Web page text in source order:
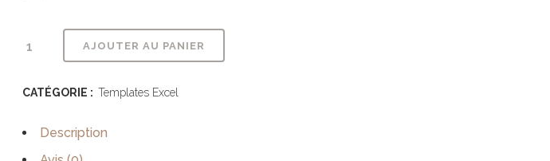
AJOUTER AU PANIER
CATÉGORIE : Templates Excel
Description